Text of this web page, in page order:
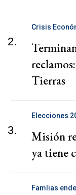
2.
Crisis
Tierras
3.
Elecciones
Misión
ya tiene
Famlias